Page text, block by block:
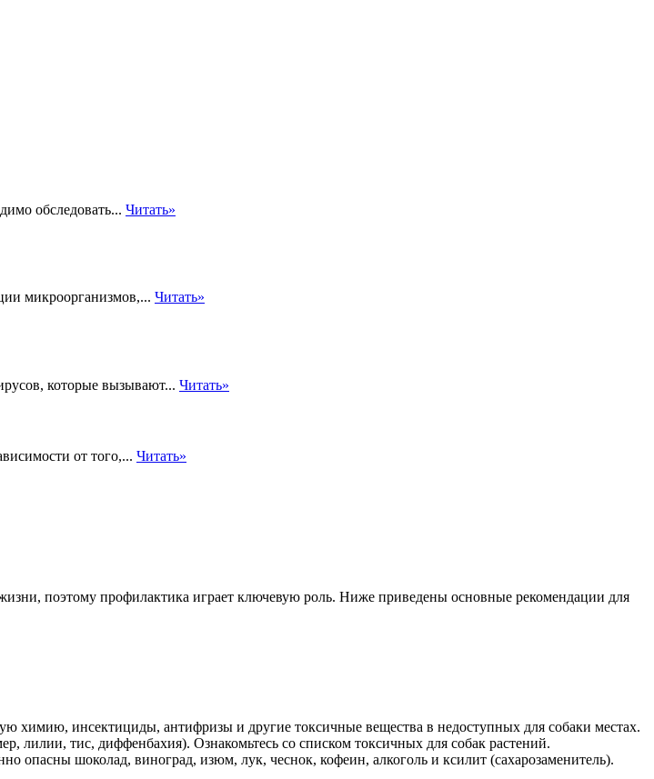
обследовать... Читать»
микроорганизмов,... Читать»
которые вызывают... Читать»
от того,... Читать»
поэтому профилактика играет ключевую роль. Ниже приведены основные рекомендации для
химию, инсектициды, антифризы и другие токсичные вещества в недоступных для собаки местах.
лилии, тис, диффенбахия). Ознакомьтесь со списком токсичных для собак растений.
опасны шоколад, виноград, изюм, лук, чеснок, кофеин, алкоголь и ксилит (сахарозаменитель).